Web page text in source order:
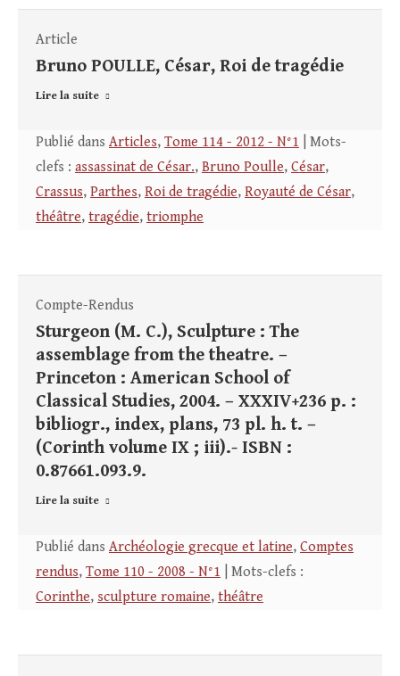
Article
Bruno POULLE, César, Roi de tragédie
Lire la suite
Publié dans Articles, Tome 114 - 2012 - N°1 | Mots-
clefs : assassinat de César., Bruno Poulle, César,
Crassus, Parthes, Roi de tragédie, Royauté de César,
théâtre, tragédie, triomphe
Compte-Rendus
Sturgeon (M. C.), Sculpture : The
assemblage from the theatre. –
Princeton : American School of
Classical Studies, 2004. – XXXIV+236 p. :
bibliogr., index, plans, 73 pl. h. t. –
(Corinth volume IX ; iii).- ISBN :
0.87661.093.9.
Lire la suite
Publié dans Archéologie grecque et latine, Comptes
rendus, Tome 110 - 2008 - N°1 | Mots-clefs :
Corinthe, sculpture romaine, théâtre